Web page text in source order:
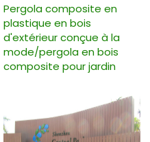
Pergola composite en
plastique en bois
d'extérieur conçue à la
mode/pergola en bois
composite pour jardin